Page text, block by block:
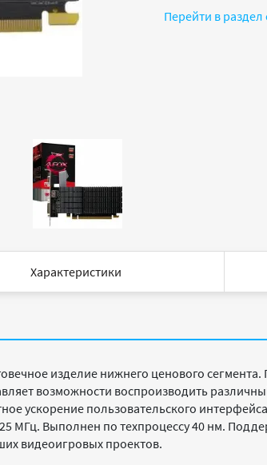
Перейти в
Характеристики
изделие нижнего ценового
возможности воспроизводить
ускорение пользовательского
МГц. Выполнен по техпроцессу 40 нм.
видеоигровых проектов.